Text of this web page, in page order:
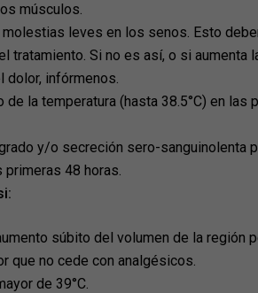
músculos.
leves en los senos. Esto
tratamiento. Si no es así, o si aumenta
dolor, infórmenos.
de la temperatura (hasta 38.5°C) en las
y/o secreción sero-sanguinolenta
48 horas.
súbito del volumen de la región
que no cede con analgésicos.
de 39°C.